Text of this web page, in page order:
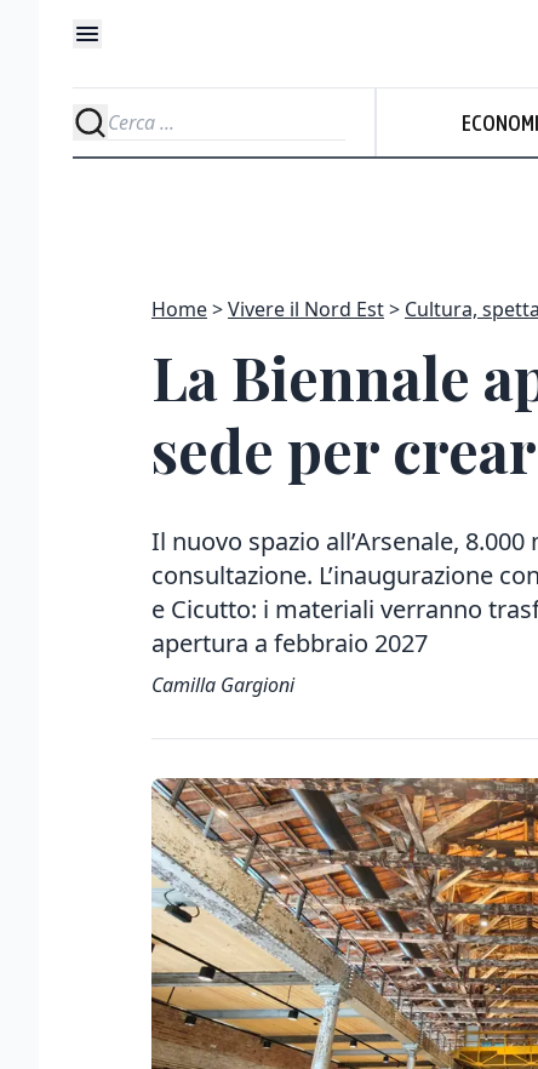
Home Vivere il Nord Est Cultura,
La Biennale
sede per
Il nuovo spazio all’Arsenale,
consultazione. L’inaugurazione
e Cicutto: i materiali verranno
apertura a febbraio 2027
Camilla Gargioni